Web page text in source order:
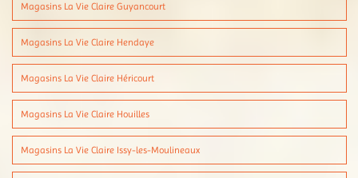
Magasins La Vie Claire Guyancourt
Magasins La Vie Claire Hendaye
Magasins La Vie Claire Héricourt
Magasins La Vie Claire Houilles
Magasins La Vie Claire Issy-les-Moulineaux